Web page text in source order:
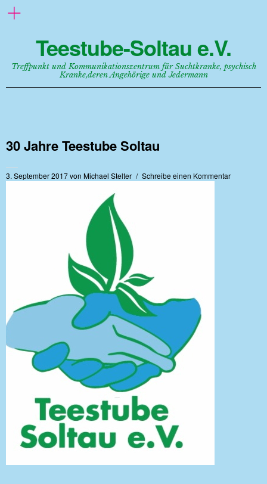
Teestube-Soltau e.V.
Treffpunkt und Kommunikationszentrum für Suchtkranke, psychisch
Kranke,deren Angehörige und Jedermann
30 Jahre Teestube Soltau
3. September 2017von Michael Stelter Schreibe einen Kommentar